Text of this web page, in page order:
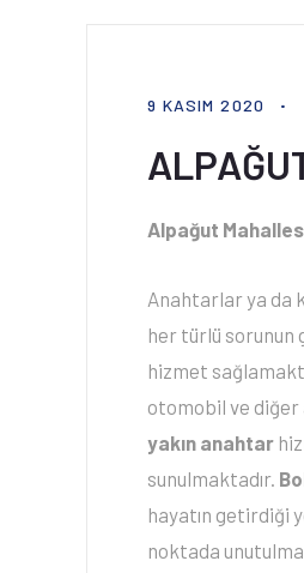
9 KASIM 2020
Alpağut
Anahtarlar ya da
her türlü sorunun
hizmet
otomobil ve diğer
yakın anahtar
sunulmaktadır.
hayatın getirdiği
noktada